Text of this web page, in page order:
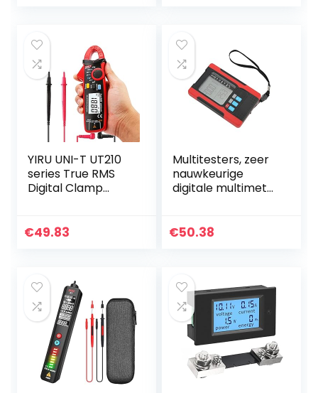
YIRU UNI-T UT210
series True RMS
Digital Clamp
with ohm,
€49.83
Multitesters, zeer
nauwkeurige
digitale multimeter
componenten
€50.38